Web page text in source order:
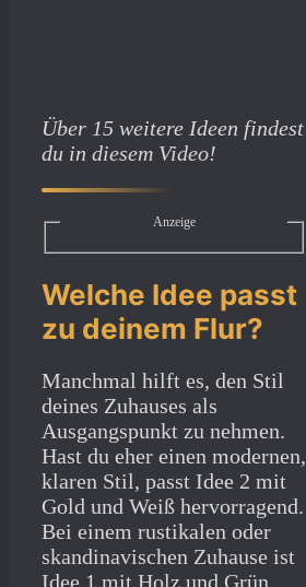
Über 15 weitere Ideen findest
du in diesem Video!
Anzeige
Welche Idee passt
zu deinem Flur?
Manchmal hilft es, den Stil
deines Zuhauses als
Ausgangspunkt zu nehmen.
Hast du eher einen modernen,
klaren Stil, passt Idee 2 mit
Gold und Weiß hervorragend.
Bei einem rustikalen oder
skandinavischen Zuhause ist
Idee 1 mit Holz und Grün